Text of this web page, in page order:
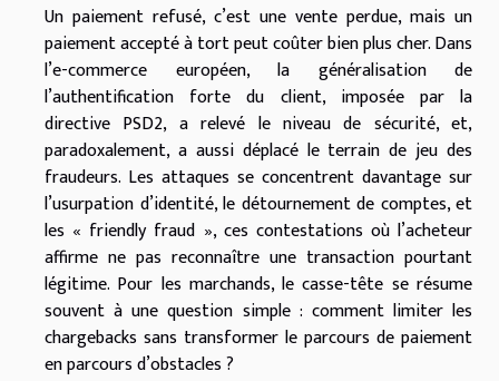
Un paiement refusé, c’est une vente perdue, mais un
paiement accepté à tort peut coûter bien plus cher. Dans
l’e-commerce européen, la généralisation de
l’authentification forte du client, imposée par la
directive PSD2, a relevé le niveau de sécurité, et,
paradoxalement, a aussi déplacé le terrain de jeu des
fraudeurs. Les attaques se concentrent davantage sur
l’usurpation d’identité, le détournement de comptes, et
les « friendly fraud », ces contestations où l’acheteur
affirme ne pas reconnaître une transaction pourtant
légitime. Pour les marchands, le casse-tête se résume
souvent à une question simple : comment limiter les
chargebacks sans transformer le parcours de paiement
en parcours d’obstacles ?